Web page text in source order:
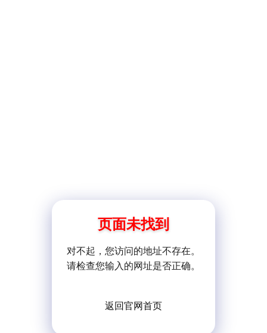
页面未找到
对不起，您访问的地址不存在。
请检查您输入的网址是否正确。
返回官网首页